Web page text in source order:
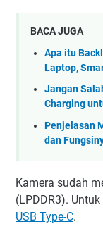
BACA JUGA
Apa itu
Laptop,
Jangan
Charging
Penjelasan
dan
Kamera sudah
(LPDDR3).
USB Type-C.